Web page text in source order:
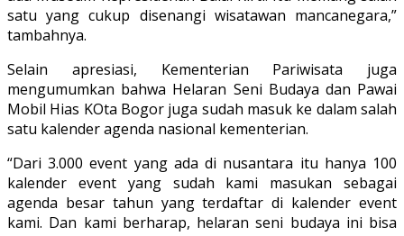
satu yang cukup disenangi wisatawan mancanegara,”
tambahnya.
Selain apresiasi, Kementerian Pariwisata juga
mengumumkan bahwa Helaran Seni Budaya dan Pawai
Mobil Hias KOta Bogor juga sudah masuk ke dalam salah
satu kalender agenda nasional kementerian.
“Dari 3.000 event yang ada di nusantara itu hanya 100
kalender event yang sudah kami masukan sebagai
agenda besar tahun yang terdaftar di kalender event
kami. Dan kami berharap, helaran seni budaya ini bisa